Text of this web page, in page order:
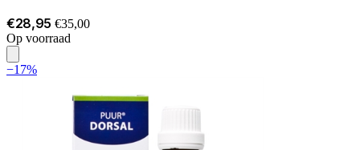
€28,95 €35,00
Op voorraad
−17%